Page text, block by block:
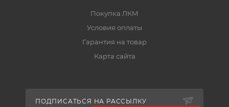
Покупка ЛКМ
Условия оплаты
Гарантия на товар
Карта сайта
ПОДПИСАТЬСЯ НА РАССЫЛКУ